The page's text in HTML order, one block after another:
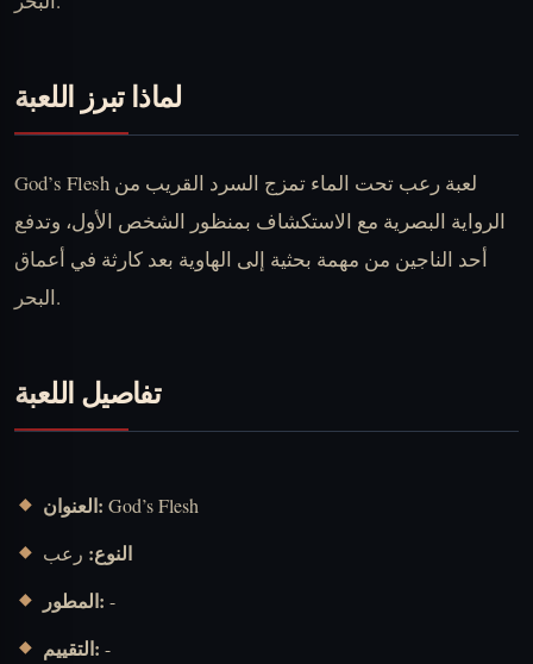
لماذا تبرز اللعبة
God’s Flesh لعبة رعب تحت الماء تمزج السرد القريب من
الرواية البصرية مع الاستكشاف بمنظور الشخص الأول، وتدفع
أحد الناجين من مهمة بحثية إلى الهاوية بعد كارثة في أعماق
البحر.
تفاصيل اللعبة
العنوان: God’s Flesh
النوع: رعب
المطور: -
التقييم: -